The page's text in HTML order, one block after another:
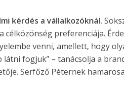
kérdés a vállalkozóknál.
célközönség preferenciája.
venni, amellett, hogy
látni fogjuk” – tanácsolja a
Serfőző Péternek